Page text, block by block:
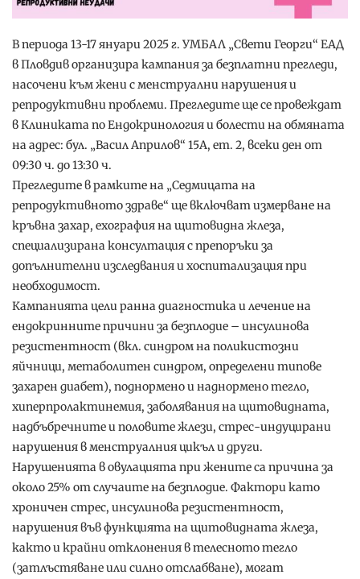
В периода 13-17 януари 2025 г. УМБАЛ „Свети Георги“ ЕАД
в Пловдив организира кампания за безплатни прегледи,
насочени към жени с менструални нарушения и
репродуктивни проблеми. Прегледите ще се провеждат
в Клиниката по Ендокринология и болести на обмяната
на адрес: бул. „Васил Априлов“ 15А, ет. 2, всеки ден от
09:30 ч. до 13:30 ч.
Прегледите в рамките на „Седмицата на
репродуктивното здраве“ ще включват измерване на
кръвна захар, ехография на щитовидна жлеза,
специализирана консултация с препоръки за
допълнителни изследвания и хоспитализация при
необходимост.
Кампанията цели ранна диагностика и лечение на
ендокринните причини за безплодие – инсулинова
резистентност (вкл. синдром на поликистозни
яйчници, метаболитен синдром, определени типове
захарен диабет), поднормено и наднормено тегло,
хиперпролактинемия, заболявания на щитовидната,
надбъбречните и половите жлези, стрес-индуцирани
нарушения в менструалния цикъл и други.
Нарушенията в овулацията при жените са причина за
около 25% от случаите на безплодие. Фактори като
хроничен стрес, инсулинова резистентност,
нарушения във функцията на щитовидната жлеза,
както и крайни отклонения в телесното тегло
(затлъстяване или силно отслабване), могат